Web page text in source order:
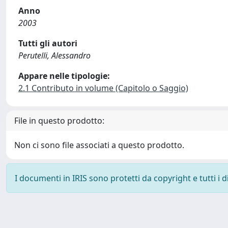
Anno
2003
Tutti gli autori
Perutelli, Alessandro
Appare nelle tipologie:
2.1 Contributo in volume (Capitolo o Saggio)
File in questo prodotto:
Non ci sono file associati a questo prodotto.
I documenti in IRIS sono protetti da copyright e tutti i